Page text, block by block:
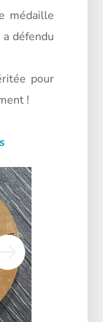
médaille
défendu
pour
!